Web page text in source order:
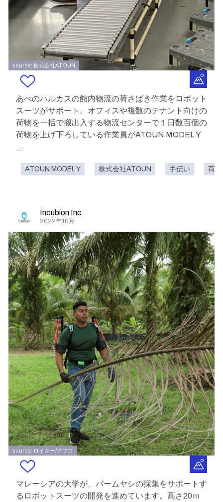
source: 株式会社ATOUN
あべのハルカスの館内物流の荷さばき作業をロボット
スーツがサポート。オフィスや複数のテナント向けの
荷物を一括で搬出入する物流センターで１日数百個の
荷物を上げ下ろしている作業員がATOUN MODEL Y
...
ATOUN MODEL Y 株式会社ATOUN 手伝い 荷
Incubion Inc.
2022年10月
source: ロイター/アフロ
マレーシアの大学が、パームヤシの採集をサポートす
るロボットスーツの開発を進めています。高さ20ｍ